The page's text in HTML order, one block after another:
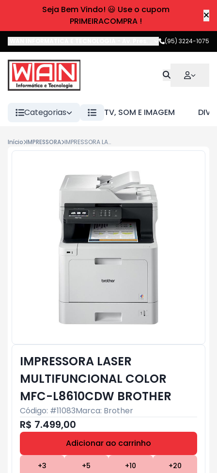
Seja Bem Vindo! 😃 Use o cupom
PRIMEIRACOMPRA !
Av. Pres. Castelo Branco,Boa
(95) 3224-1075
Categorias TV, SOM E IMAGEM
Início IMPRESSORA IMPRESSORA LASER MULTIFUNCIONAL COLOR MFC-L8610CDW BROTHER
IMPRESSORA LASER
MULTIFUNCIONAL COLOR
MFC-L8610CDW BROTHER
Código: #11083Marca: Brother
R$ 7.499,00
Adicionar ao carrinho
+3 +5 +10 +20